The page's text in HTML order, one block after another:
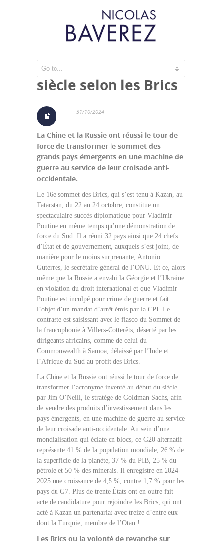
Le monde du XXIe
siècle selon les Brics
31/10/2024
La Chine et la Russie ont réussi le tour de
force de transformer le sommet des
grands pays émergents en une machine de
guerre au service de leur croisade anti-
occidentale.
Le 16e sommet des Brics, qui s’est tenu à Kazan, au
Tatarstan, du 22 au 24 octobre, constitue un
spectaculaire succès diplomatique pour Vladimir
Poutine en même temps qu’une démonstration de
force du Sud. Il a réuni 32 pays ainsi que 24 chefs
d’État et de gouvernement, auxquels s’est joint, de
manière pour le moins surprenante, Antonio
Guterres, le secrétaire général de l’ONU. Et ce, alors
même que la Russie a envahi la Géorgie et l’Ukraine
en violation du droit international et que Vladimir
Poutine est inculpé pour crime de guerre et fait
l’objet d’un mandat d’arrêt émis par la CPI. Le
contraste est saisissant avec le fiasco du Sommet de
la francophonie à Villers-Cotterêts, déserté par les
dirigeants africains, comme de celui du
Commonwealth à Samoa, délaissé par l’Inde et
l’Afrique du Sud au profit des Brics.
La Chine et la Russie ont réussi le tour de force de
transformer l’acronyme inventé au début du siècle
par Jim O’Neill, le stratège de Goldman Sachs, afin
de vendre des produits d’investissement dans les
pays émergents, en une machine de guerre au service
de leur croisade anti-occidentale. Au sein d’une
mondialisation qui éclate en blocs, ce G20 alternatif
représente 41 % de la population mondiale, 26 % de
la superficie de la planète, 37 % du PIB, 25 % du
pétrole et 50 % des minerais. Il enregistre en 2024-
2025 une croissance de 4,5 %, contre 1,7 % pour les
pays du G7. Plus de trente États ont en outre fait
acte de candidature pour rejoindre les Brics, qui ont
acté à Kazan un partenariat avec treize d’entre eux –
dont la Turquie, membre de l’Otan !
Les Brics ou la volonté de revanche sur